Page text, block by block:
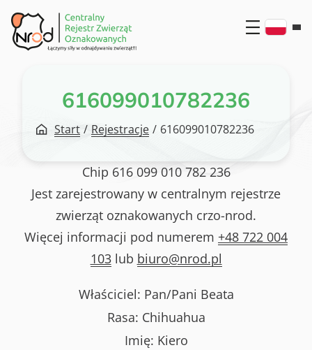
Przejdź
do
treści
616099010782236
Start / Rejestracje / 616099010782236
Chip 616 099 010 782 236
Jest zarejestrowany w centralnym rejestrze
zwierząt oznakowanych crzo-nrod.
Więcej informacji pod numerem +48 722 004
103lub biuro@nrod.pl
Właściciel: Pan/Pani Beata
Rasa: Chihuahua
Imię: Kiero